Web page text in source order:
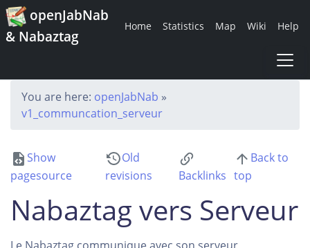
openJabNab
& Nabaztag
Home Statistics Map Wiki Help
You are here: openJabNab »
v1_communcation_serveur
Show
pagesource
Old
revisions
Backlinks
Back to
top
Nabaztag vers Serveur
Le Nabaztag communique avec son serveur